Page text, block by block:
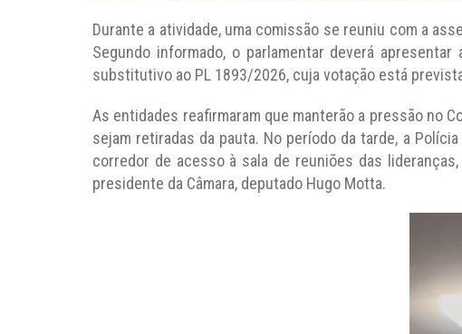
Durante a atividade, uma comissão se reuniu com a
Segundo informado, o parlamentar deverá
substitutivo ao PL 1893/2026, cuja votação está
As entidades reafirmaram que manterão a pressão no
sejam retiradas da pauta. No período da tarde, a
corredor de acesso à sala de reuniões das
presidente da Câmara, deputado Hugo Motta.